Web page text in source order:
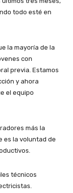
todo esté en
la mayoría de la
con
previa. Estamos
y ahora
el equipo
más la
es la voluntad de
técnicos